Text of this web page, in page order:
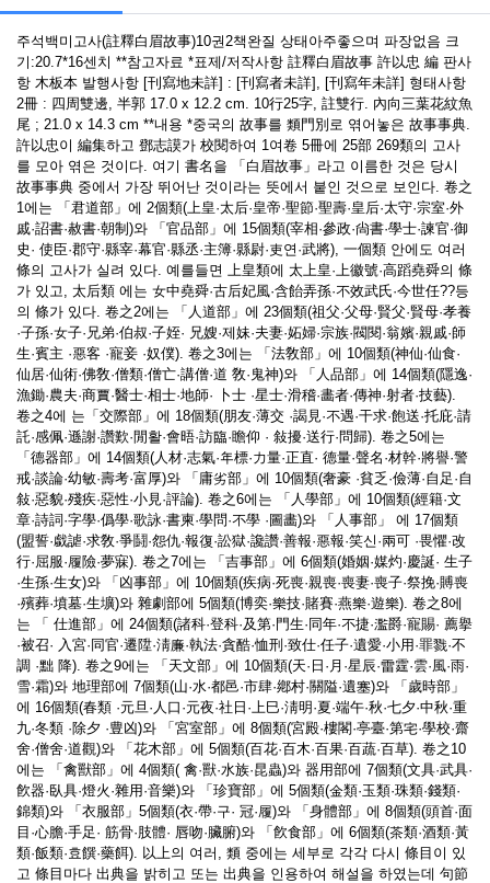
주석백미고사(註釋白眉故事)10권2책완질 상태아주좋으며 파장없음 크
기:20.7*16센치 **참고자료 *표제/저작사항 註釋白眉故事 許以忠 編 판사
항 木板本 발행사항 [刊寫地未詳] : [刊寫者未詳], [刊寫年未詳] 형태사항
2冊 : 四周雙邊, 半郭 17.0 x 12.2 cm. 10行25字, 註雙行. 內向三葉花紋魚
尾 ; 21.0 x 14.3 cm **내용 *중국의 故事를 類門別로 엮어놓은 故事事典.
許以忠이 編集하고 鄧志謨가 校閱하여 1여卷 5冊에 25部 269類의 고사
를 모아 엮은 것이다. 여기 書名을 「白眉故事」라고 이름한 것은 당시
故事事典 중에서 가장 뛰어난 것이라는 뜻에서 붙인 것으로 보인다. 卷之
1에는 「君道部」에 2個類(上皇·太后·皇帝·聖節·聖壽·皇后·太守·宗室·外
戚·詔書·赦書·朝制)와 「官品部」에 15個類(宰相·參政·尙書·學士·諫官·御
史· 使臣·郡守·縣宰·幕官·縣丞·主簿·縣尉·吏연·武將), 一個類 안에도 여러
條의 고사가 실려 있다. 예를들면 上皇類에 太上皇·上徽號·高蹈堯舜의 條
가 있고, 太后類 에는 女中堯舜·古后妃風·含飴弄孫·不效武氏·今世任??등
의 條가 있다. 卷之2에는 「人道部」에 23個類(祖父·父母·賢父·賢母·孝養
·子孫·女子·兄弟·伯叔·子姪· 兄嫂·제妹·夫妻·妬婦·宗族·閥閱·翁嬪·親戚·師
生·賓主 ·惡客 ·寵妾 ·奴僕). 卷之3에는 「法敎部」에 10個類(神仙·仙食·
仙居·仙術·佛敎·僧類·僧亡·講僧·道 敎·鬼神)와 「人品部」에 14個類(隱逸·
漁鋤·農夫·商賈·醫士·相士·地師· 卜士 ·星士·滑稽·畵者·傳神·射者·技藝).
卷之4에 는「交際部」에 18個類(朋友·薄交 ·謁見·不遇·干求·飽送·托庇·請
託·感佩·遜謝·讚歎·閒활·會晤·訪臨·瞻仰 · 敍擾·送行·問歸). 卷之5에는
「德器部」에 14個類(人材·志氣·年標·力量·正直· 德量·聲名·材幹·將譽·警
戒·談論·幼敏·壽考·富厚)와 「庸劣部」에 10個類(奢豪 ·貧乏·儉薄·自足·自
敍·惡貌·殘疾·惡性·小見·評論). 卷之6에는 「人學部」에 10個類(經籍·文
章·詩詞·字學·僞學·歌詠·書柬·學問·不學 ·圖畵)와 「人事部」 에 17個類
(盟誓·戱謔·求敎·爭鬪·怨仇·報復·訟獄·讒讚·善報·惡報·笑신·兩可 ·畏懼·改
行·屈服·履險·夢寐). 卷之7에는 「吉事部」에 6個類(婚姻·媒灼·慶誕· 生子
·生孫·生女)와 「凶事部」에 10個類(疾病·死喪·親喪·喪妻·喪子·祭挽·賻喪
·殯葬·墳墓·生壙)와 雜劇部에 5個類(博奕·樂技·賭賽·燕樂·遊樂). 卷之8에
는 「 仕進部」에 24個類(諸科·登科·及第·門生·同年·不捷·濫爵·寵賜· 薦擧
·被召· 入宮·同官·遷陞·淸廉·執法·貪酷·恤刑·致仕·任子·遺愛·小用·罪戮·不
調 ·黜 降). 卷之9에는 「天文部」에 10個類(天·日·月·星辰·雷霆·雲·風·雨·
雪·霜)와 地理部에 7個類(山·水·都邑·市肆·鄕村·關隘·遺塞)와 「歲時部」
에 16個類(春類 ·元旦·人口·元夜·社日·上巳·淸明·夏·端午·秋·七夕·中秋·重
九·冬類 ·除夕 ·豊凶)와 「宮室部」에 8個類(宮殿·樓閣·亭臺·第宅·學校·齋
舍·僧舍·道觀)와 「花木部」에 5個類(百花·百木·百果·百蔬·百草). 卷之10
에는 「禽獸部」에 4個類( 禽·獸·水族·昆蟲)와 器用部에 7個類(文具·武具·
飮器·臥具·燈火·雜用·音樂)와 「珍寶部」에 5個類(金類·玉類·珠類·錢類·
錦類)와 「衣服部」5個類(衣·帶·구· 冠·履)와 「身體部」에 8個類(頭首·面
目·心膽·手足· 筋骨·肢體· 唇吻·臟腑)와 「飮食部」에 6個類(茶類·酒類·黃
類·飯類·효饌·藥餌). 以上의 여러, 類 중에는 세부로 각각 다시 條目이 있
고 條目마다 出典을 밝히고 또는 出典을 인용하여 해설을 하였는데 句節